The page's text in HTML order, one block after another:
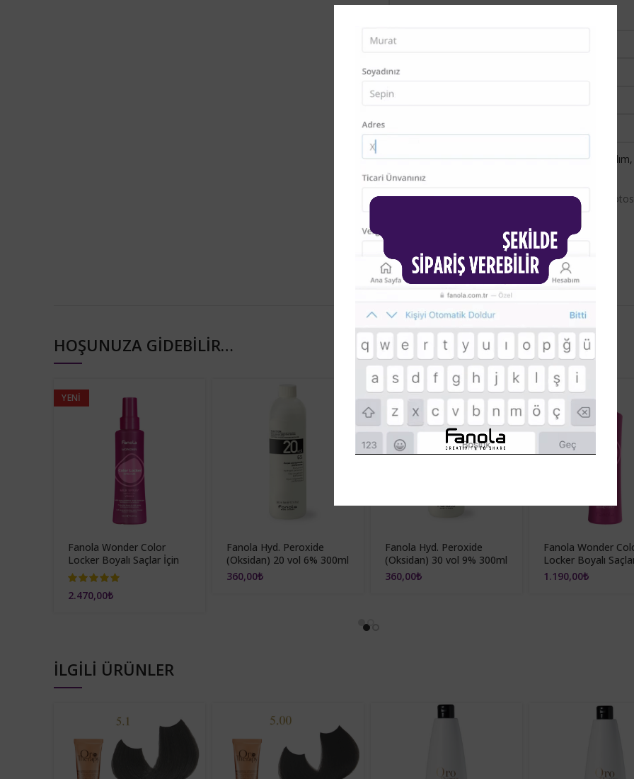
İsim
Daha sonraki yorumlarımda kullanılması için
adresim ve site adresim bu tarayıcıya kaydedilsin.
You have to be logged in to be able to add
HOŞUNUZA GIDEBILIR…
YENI
Fanola Wonder Color
Locker Boyalı Saçlar İçin
Milk Sprey 195ml
2.470,00₺
Fanola Hyd. Peroxide
(Oksidan) 20 vol 6% 300ml
360,00₺
Fanola Hyd. Peroxide
(Oksidan) 30 vol 9% 300ml
360,00₺
YENI
Fanola Wonder
Locker Boyalı
Şampuan 350ml
1.190,00₺
İLGILI ÜRÜNLER